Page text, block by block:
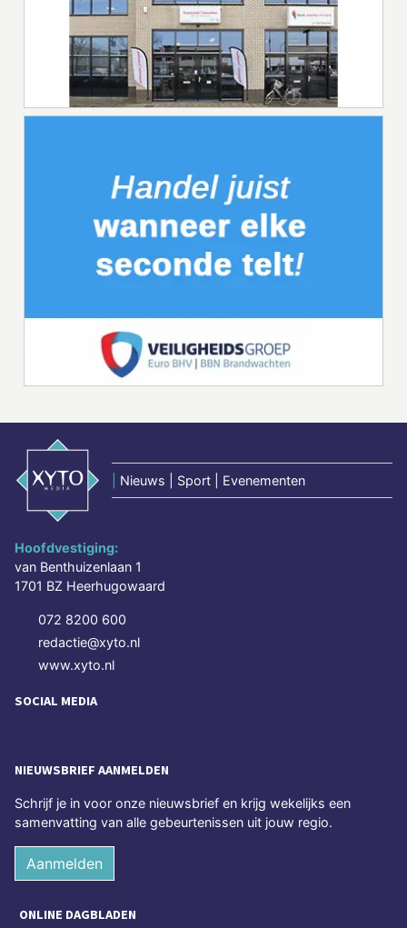
Nieuws | Sport | Evenementen
Hoofdvestiging:
van Benthuizenlaan 1
1701 BZ Heerhugowaard
072 8200 600
redactie@xyto.nl
www.xyto.nl
SOCIAL MEDIA
NIEUWSBRIEF AANMELDEN
Schrijf je in voor onze nieuwsbrief en krijg wekelijks een
samenvatting van alle gebeurtenissen uit jouw regio.
Aanmelden
ONLINE DAGBLADEN